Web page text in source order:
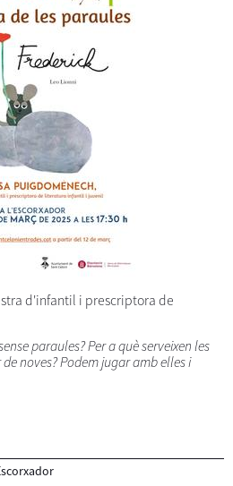
d'infantil i prescriptora de
paraules? Per a què serveixen les
noves? Podem jugar amb elles i